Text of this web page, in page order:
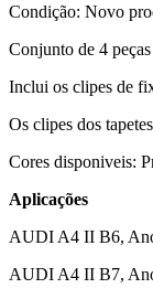
Condição: Novo
Conjunto de 4
Inclui os clipes de
Os clipes dos
Cores disponiveis:
Aplicações
AUDI A4 II B6,
AUDI A4 II B7,